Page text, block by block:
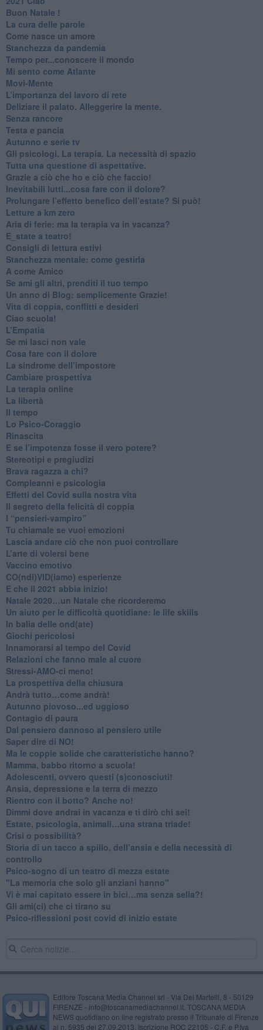
Buon Natale !
​La cura delle parole
​Come nasce un amore
Stanchezza da pandemia
​Tempo per...conoscere il mondo
​Mi sento come Atlante
​Movi-Mente
​L’importanza del lavoro di rete
​Deliziare il palato. Alleggerire la mente.
​Senza rancore
​Testa e pancia
​Autunno e serie tv
​Gli psicologi. La terapia. La necessità di spazio
​Tutta una questione di aspettative.
​Grazie a ciò che ho e ciò che faccio!
​Inevitabili lutti...cosa fare con il dolore?
Prolungare l’effetto benefico dell’estate? Si può!
​Letture a km zero
​Aria di ferie: ma la terapia va in vacanza?
​E_state a teatro!
​Consigli di lettura estivi
​Stanchezza mentale: come gestirla
​A come Amico
​Se ami gli altri, prenditi il tuo tempo
​Un anno di Blog: semplicemente Grazie!
​Vita di coppia, conflitti e desideri
​Ciao scuola!
​L’Empatia
​Se mi lasci non vale
Cosa fare con il dolore
​La sindrome dell’impostore
​Cambiare prospettiva
La terapia online
La libertà
​Il tempo
​Lo Psico-Coraggio
Rinascita
​E se l’impotenza fosse il vero potere?
Stereotipi e pregiudizi
​Brava ragazza a chi?
​Compleanni e psicologia
Effetti del Covid sulla nostra vita
Il segreto della felicità di coppia
​I “pensieri-vampiro”
​Tu chiamale se vuoi emozioni
​Lascia andare ciò che non puoi controllare
L’arte di volersi bene
​Vaccino emotivo
CO(ndi)VID(iamo) esperienze
​E che il 2021 abbia inizio!
​Natale 2020…un Natale che ricorderemo
Un aiuto per le difficoltà quotidiane: le life skills
​In balia delle ond(ate)
Giochi pericolosi
Innamorarsi al tempo del Covid
​Relazioni che fanno male al cuore
​Stressi-AMO-ci meno!
​La prospettiva della chiusura
​Andrà tutto…come andrà!
Autunno piovoso...ed uggioso
​Contagio di paura
​Dal pensiero dannoso al pensiero utile
​Saper dire di NO!
​Ma le coppie solide che caratteristiche hanno?
​Mamma, babbo ritorno a scuola!
Adolescenti, ovvero questi (s)conosciuti!
Ansia, depressione e la terra di mezzo
​Rientro con il botto? Anche no!
Dimmi dove andrai in vacanza e ti dirò chi sei!
​Estate, psicologia, animali…una strana triade!
​Crisi o possibilità?
​Storia di un tacco a spillo, dell’ansia e della necessità di
controllo
​Psico-sogno di un teatro di mezza estate
"La memoria che solo gli anziani hanno"
​Vi è mai capitato essere in bici…ma senza sella?!
​Gli ami(ci) che ci tirano su
Psico-riflessioni post covid di inizio estate
Editore Toscana Media Channel srl - Via Dei Martelli, 8 - 50129
FIRENZE - info@toscanamediachannel.it. TOSCANA MEDIA
NEWS quotidiano on line registrato presso il Tribunale di Firenze
al n. 5935 del 27.09.2013. Iscrizione ROC 22105 - C.F. e P.Iva